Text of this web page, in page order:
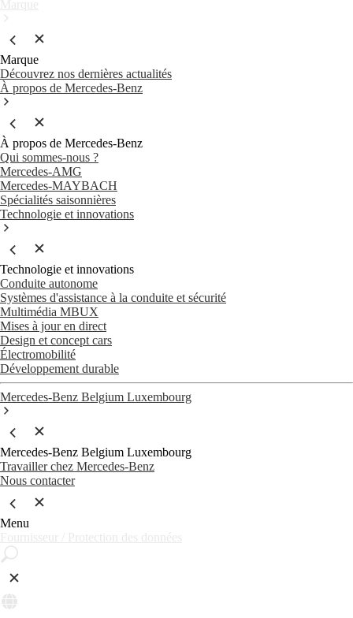
Marque
Découvrez nos dernières actualités
À propos de Mercedes-Benz
À propos de Mercedes-Benz
Qui sommes-nous ?
Mercedes-AMG
Mercedes-MAYBACH
Spécialités saisonnières
Technologie et innovations
Technologie et innovations
Conduite autonome
Systèmes d'assistance à la conduite et sécurité
Multimédia MBUX
Mises à jour en direct
Design et concept cars
Électromobilité
Développement durable
Mercedes-Benz Belgium Luxembourg
Mercedes-Benz Belgium Luxembourg
Travailler chez Mercedes-Benz
Nous contacter
Menu